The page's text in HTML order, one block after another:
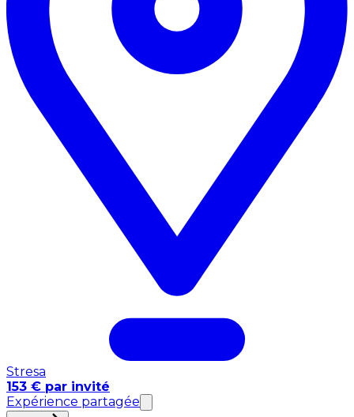
Stresa
153 € par invité
Expérience partagée